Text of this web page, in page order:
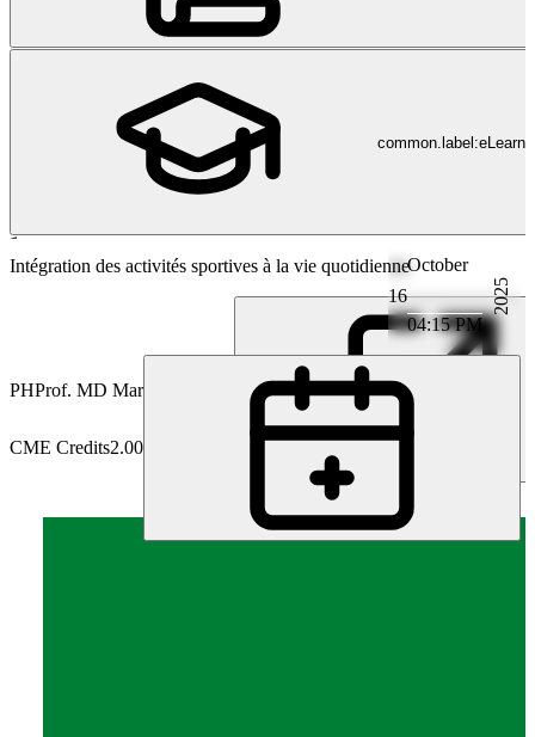
Cardiologie
16
October
04:15 PM
2025
CME Credits2.00
Intégration des activités sportives à la vie quotidienne
PHProf. MD Martin Halle